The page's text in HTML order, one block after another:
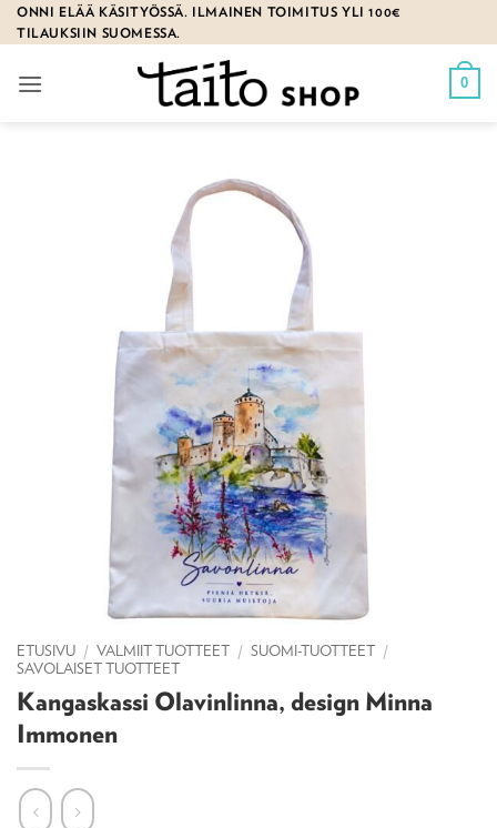
Skip
to
ONNI ELÄÄ KÄSITYÖSSÄ. ILMAINEN TOIMITUS YLI 100€
TILAUKSIIN SUOMESSA.
0
ETUSIVU / VALMIIT TUOTTEET / SUOMI-TUOTTEET /
SAVOLAISET TUOTTEET
Kangaskassi Olavinlinna, design Minna
Immonen